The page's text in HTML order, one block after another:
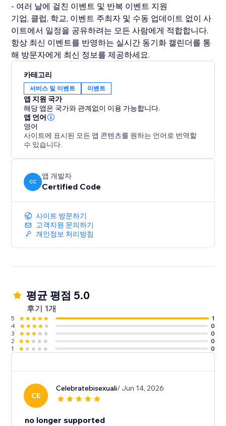
- 여러 날에 걸친 이벤트 및 반복 이벤트 지원
기업, 클럽, 학교, 이벤트 주최자 및 수동 업데이트 없이 사
이트에서 일정을 공유하려는 모든 사람에게 적합합니다.
항상 최신 이벤트를 반영하는 실시간 동기화 캘린더를 통
해 방문자에게 최신 정보를 제공하세요.
카테고리
서비스 및 이벤트 이벤트
앱 지원 국가
해당 앱은 국가와 관계없이 이용 가능합니다.
앱 언어
영어
사이트에 표시된 모든 앱 콘텐츠를 원하는 언어로 번역할
수 있습니다.
CC
앱 개발자
Certified Code
사이트 방문하기
고객지원 문의하기
개인정보 처리방침
평균 평점 5.0
후기 1개
5
1
4
0
3
0
2
0
1
0
CE
Celebratebisexuali/ Jun 14, 2026
no longer supported